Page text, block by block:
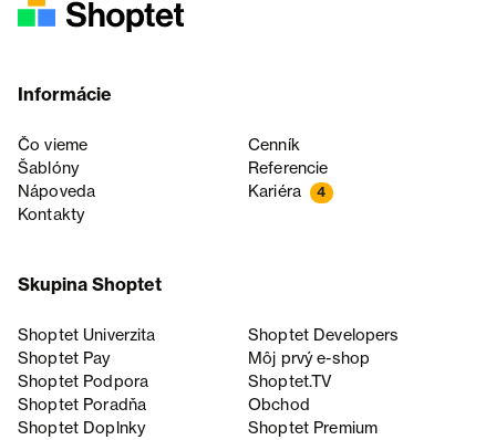
Informácie
Čo vieme
Cenník
Šablóny
Referencie
Nápoveda
Kariéra 4
Kontakty
Skupina Shoptet
Shoptet Univerzita
Shoptet Developers
Shoptet Pay
Môj prvý e-shop
Shoptet Podpora
Shoptet.TV
Shoptet Poradňa
Obchod
Shoptet Doplnky
Shoptet Premium